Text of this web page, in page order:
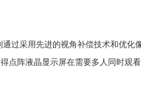
采用先进的视角补偿技术和优化
阵液晶显示屏在需要多人同时观